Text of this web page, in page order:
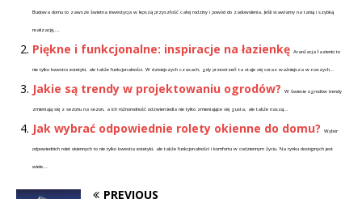
Budowa domu to zawsze świetna inwestycja w lepszą przyszłość całej rodziny i powód do zadowolenia. Jeśli stawiamy na tanią i szybką
realizację,...
Piękne i funkcjonalne: inspiracje na łazienkę Aranżacja łazienki to
nie tylko kwestia estetyki, ale także funkcjonalności. W dzisiejszych czasach, gdy przestrzeń ta staje się coraz ważniejsza w naszych...
Jakie są trendy w projektowaniu ogrodów? W świecie ogrodów trendy
zmieniają się z sezonu na sezon, a ich różnorodność odzwierciedla nie tylko zmieniające się gusta, ale także naszą...
Jak wybrać odpowiednie rolety okienne do domu? Wybór
odpowiednich rolet okiennych to nie tylko kwestia estetyki, ale także funkcjonalności i komfortu w codziennym życiu. Na rynku dostępnych jest
wiele...
PREVIOUS